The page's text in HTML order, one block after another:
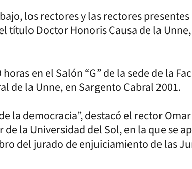
los rectores y las rectores
título Doctor Honoris Causa de la
en el Salón “G” de la sede de la
de la Unne, en Sargento Cabral 2001.
la democracia”, destacó el rector
la Universidad del Sol, en la que se
del jurado de enjuiciamiento de las